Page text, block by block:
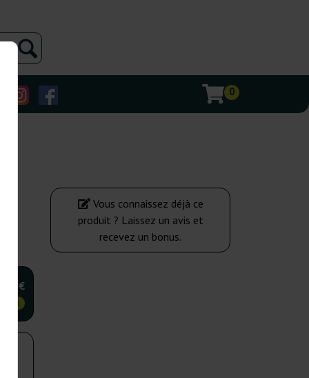
0
€
Vous connaissez déjà ce
produit ? Laissez un avis et
recevez un bonus.